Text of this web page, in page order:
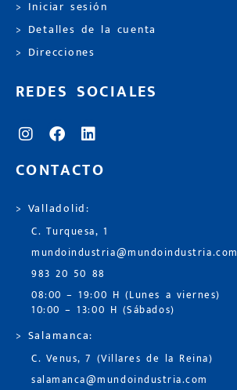
> Iniciar sesión
> Detalles de la cuenta
> Direcciones
REDES SOCIALES
CONTACTO
> Valladolid:
C. Turquesa, 1
mundoindustria@mundoindustria.com
983 20 50 88
08:00 – 19:00 H (Lunes a viernes)
10:00 – 13:00 H (Sábados)
> Salamanca:
C. Venus, 7 (Villares de la Reina)
salamanca@mundoindustria.com